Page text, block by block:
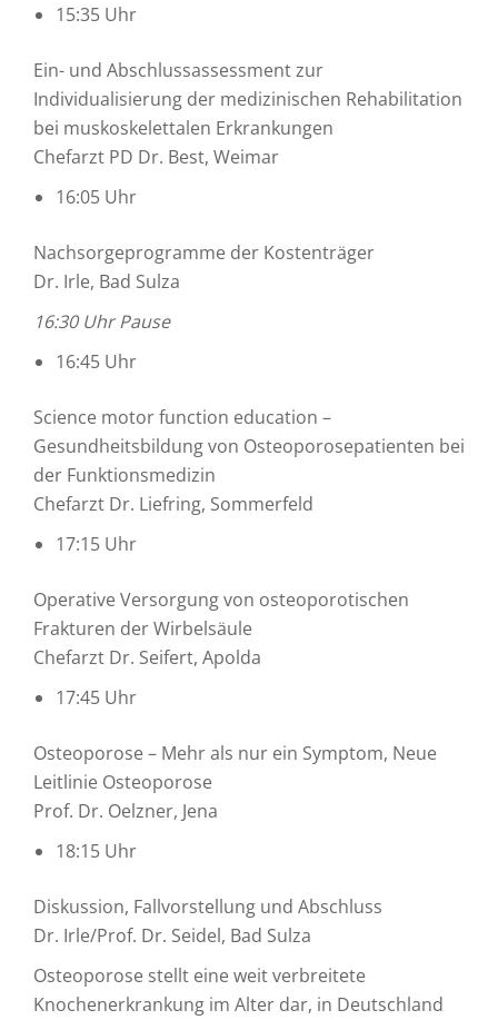
15:35 Uhr
Ein- und Abschlussassessment zur
Individualisierung der medizinischen Rehabilitation
bei muskoskelettalen Erkrankungen
Chefarzt PD Dr. Best, Weimar
16:05 Uhr
Nachsorgeprogramme der Kostenträger
Dr. Irle, Bad Sulza
16:30 Uhr Pause
16:45 Uhr
Science motor function education –
Gesundheitsbildung von Osteoporosepatienten bei
der Funktionsmedizin
Chefarzt Dr. Liefring, Sommerfeld
17:15 Uhr
Operative Versorgung von osteoporotischen
Frakturen der Wirbelsäule
Chefarzt Dr. Seifert, Apolda
17:45 Uhr
Osteoporose – Mehr als nur ein Symptom, Neue
Leitlinie Osteoporose
Prof. Dr. Oelzner, Jena
18:15 Uhr
Diskussion, Fallvorstellung und Abschluss
Dr. Irle/Prof. Dr. Seidel, Bad Sulza
Osteoporose stellt eine weit verbreitete
Knochenerkrankung im Alter dar, in Deutschland